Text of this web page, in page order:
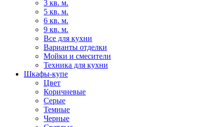
3 кв. м.
5 кв. м.
6 кв. м.
9 кв. м.
Все для кухни
Варианты отделки
Мойки и смесители
Техника для кухни
Шкафы-купе
Цвет
Коричневые
Серые
Темные
Черные